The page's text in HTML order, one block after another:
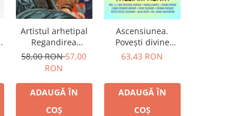
Artistul arhetipal
Regandirea
creativitatii si
chemarea
crea
58,00 RON57,00
RON
ADAUGĂ ÎN
COȘ
Ascensiunea.
Povești divine
despre trezirea
63,43 RON
ADAUGĂ ÎN
COȘ